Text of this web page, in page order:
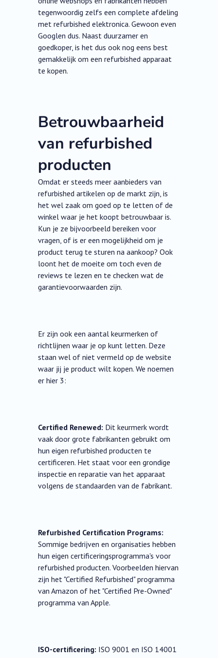
tegenwoordig zelfs een complete afdeling
met refurbished elektronica. Gewoon even
Googlen dus. Naast duurzamer en
goedkoper, is het dus ook nog eens best
gemakkelijk om een refurbished apparaat
te kopen.
Betrouwbaarheid
van refurbished
producten
Omdat er steeds meer aanbieders van
refurbished artikelen op de markt zijn, is
het wel zaak om goed op te letten of de
winkel waar je het koopt betrouwbaar is.
Kun je ze bijvoorbeeld bereiken voor
vragen, of is er een mogelijkheid om je
product terug te sturen na aankoop? Ook
loont het de moeite om toch even de
reviews te lezen en te checken wat de
garantievoorwaarden zijn.
Er zijn ook een aantal keurmerken of
richtlijnen waar je op kunt letten. Deze
staan wel of niet vermeld op de website
waar jij je product wilt kopen. We noemen
er hier 3:
Certified Renewed: Dit keurmerk wordt
vaak door grote fabrikanten gebruikt om
hun eigen refurbished producten te
certificeren. Het staat voor een grondige
inspectie en reparatie van het apparaat
volgens de standaarden van de fabrikant.
Refurbished Certification Programs:
Sommige bedrijven en organisaties hebben
hun eigen certificeringsprogramma's voor
refurbished producten. Voorbeelden hiervan
zijn het "Certified Refurbished" programma
van Amazon of het "Certified Pre-Owned"
programma van Apple.
ISO-certificering: ISO 9001 en ISO 14001